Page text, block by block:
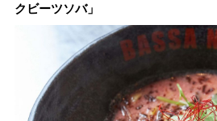
クビーツソバ」